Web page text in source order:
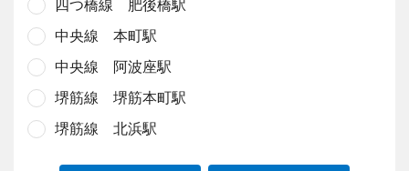
四つ橋線 肥後橋駅
中央線 本町駅
中央線 阿波座駅
堺筋線 堺筋本町駅
堺筋線 北浜駅